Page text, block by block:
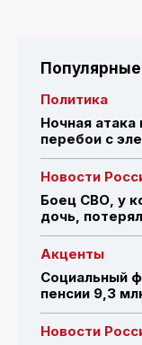
Политика
Ночная атака
перебои с
Новости
Боец СВО, у
дочь,
Акценты
Социальный
пенсии 9,3
Новости